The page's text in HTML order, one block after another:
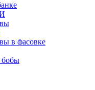
в фасовке
бобы